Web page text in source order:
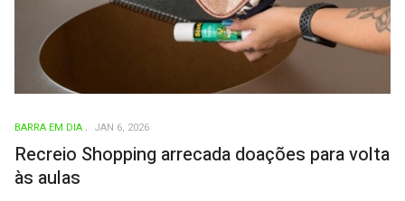
BARRA EM DIA JAN 6, 2026
Recreio Shopping arrecada doações para volta
às aulas